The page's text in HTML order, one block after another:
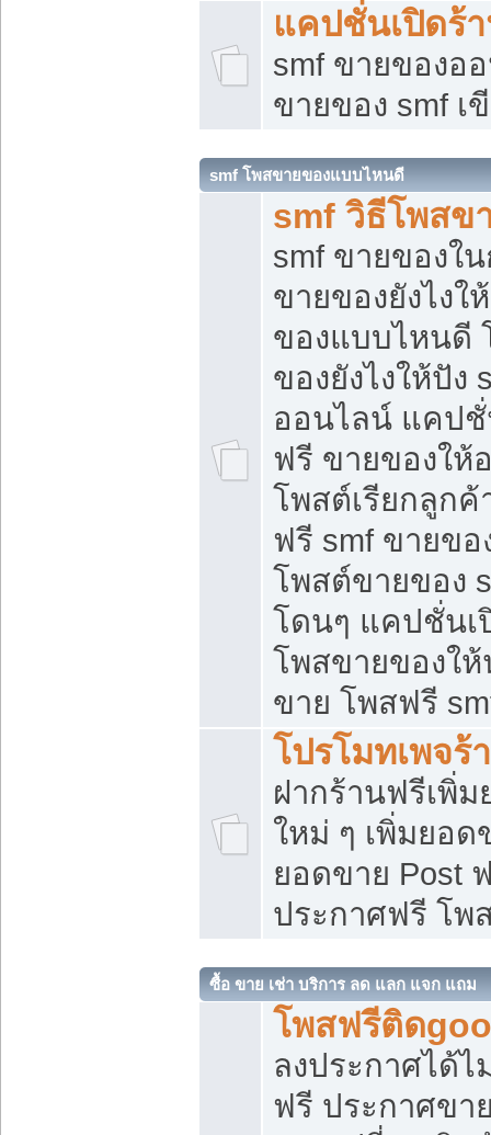
แคปชั่นเปิดร้
smf ขายของอ
ขายของ smf เ
smf โพสขายของแบบไหนดี
smf วิธีโพสข
smf ขายของใ
ขายของยังไง
ของแบบไหนดี
ของยังไงให้ปั
ออนไลน์ แคป
ฟรี ขายของให้
โพสต์เรียกลูกค้
ฟรี smf ขายขอ
โพสต์ขายของ
โดนๆ แคปชั่นเ
โพสขายของใ
ขาย โพสฟรี
โปรโมทเพจร้
ฝากร้านฟรีเพิ่
ใหม่ ๆ เพิ่มยอด
ยอดขาย Post
ประกาศฟรี โพ
ซื้อ ขาย เช่า บริการ ลด แลก แจก แถม
โพสฟรีติด
ลงประกาศได้
ฟรี ประกาศข